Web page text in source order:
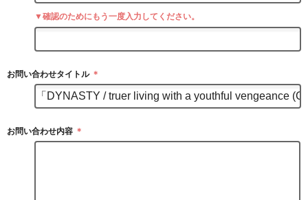
▼確認のためにもう一度入力してください。
お問い合わせタイトル ＊
お問い合わせ内容 ＊